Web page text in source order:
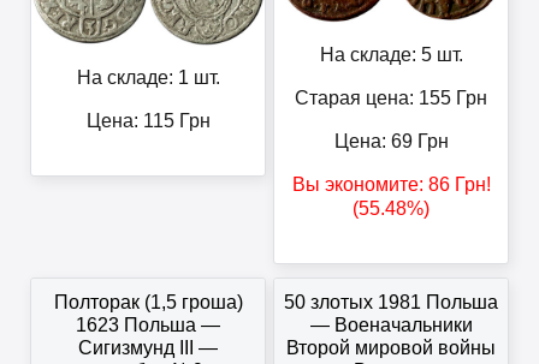
На складе: 1 шт.
Цена: 115Грн
На складе: 5 шт.
Старая цена: 155 Грн
Цена: 69Грн
Вы экономите: 86Грн!
(55.48%)
Полторак (1,5 гроша)
1623 Польша —
Сигизмунд III —
50 злотых 1981 Польша
— Военачальники
Второй мировой войны